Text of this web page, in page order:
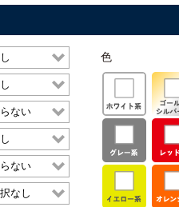
色